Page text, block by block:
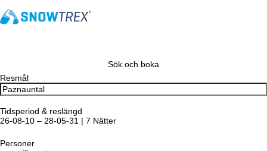
Sök och boka
Resmål
Tidsperiod & reslängd
26-08-10 – 28-05-31 | 7 Nätter
Personer